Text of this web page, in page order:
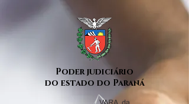
Poder judiciário
do estado do Paraná